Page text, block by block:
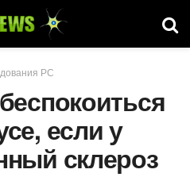
РС
если у
склероз